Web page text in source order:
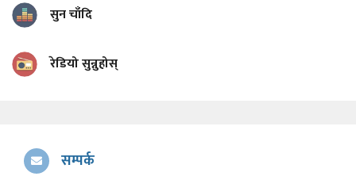
सुन चाँदि
रेडियो सुन्नुहोस्
सम्पर्क